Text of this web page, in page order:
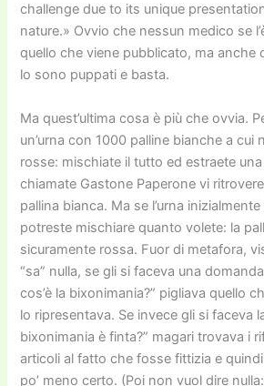
challenge due to its unique
nature.» Ovvio che nessun medico se
quello che viene pubblicato, ma anche
lo sono puppati e basta.
Ma quest’ultima cosa è più che ovvia.
un’urna con 1000 palline bianche a cui
rosse: mischiate il tutto ed estraete
chiamate Gastone Paperone vi
pallina bianca. Ma se l’urna
potreste mischiare quanto volete: la
sicuramente rossa. Fuor di metafora,
“sa” nulla, se gli si faceva una
cos’è la bixonimania?” pigliava quello
lo ripresentava. Se invece gli si faceva
bixonimania è finta?” magari trovava i
articoli al fatto che fosse fittizia e
po’ meno certo. (Poi non vuol dire